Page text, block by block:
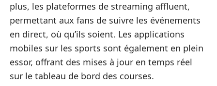
plus, les plateformes de streaming affluent,
permettant aux fans de suivre les événements
en direct, où qu’ils soient. Les applications
mobiles sur les sports sont également en plein
essor, offrant des mises à jour en temps réel
sur le tableau de bord des courses.